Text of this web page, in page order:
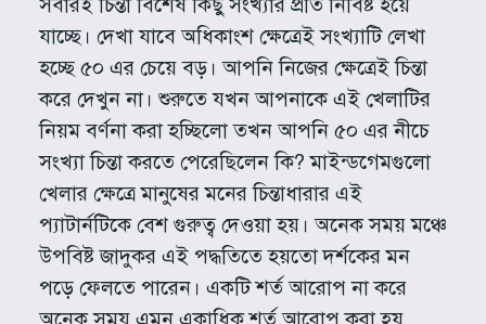
যাচ্ছে। দেখা যাবে অধিকাংশ ক্ষেত্রেই সংখ্যাটি লেখা
হচ্ছে ৫০ এর চেয়ে বড়। আপনি নিজের ক্ষেত্রেই চিন্তা
করে দেখুন না। শুরুতে যখন আপনাকে এই খেলাটির
নিয়ম বর্ণনা করা হচ্ছিলো তখন আপনি ৫০ এর নীচে
সংখ্যা চিন্তা করতে পেরেছিলেন কি? মাইন্ডগেমগুলো
খেলার ক্ষেত্রে মানুষের মনের চিন্তাধারার এই
প্যাটার্নটিকে বেশ গুরুত্ব দেওয়া হয়। অনেক সময় মঞ্চে
উপবিষ্ট জাদুকর এই পদ্ধতিতে হয়তো দর্শকের মন
পড়ে ফেলতে পারেন। একটি শর্ত আরোপ না করে